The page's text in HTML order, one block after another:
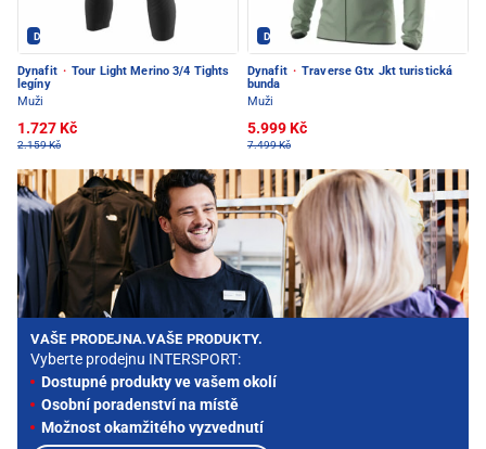
Dynafit - PEC POD SNĚŽKOU
Dynafit · Tour Light Merino 3/4 Tights
legíny
Muži
1.727 Kč
2.159 Kč
Dynafit - PEC POD SNĚŽKOU
Dynafit · Traverse Gtx Jkt turistická
bunda
Muži
5.999 Kč
7.499 Kč
VAŠE PRODEJNA.VAŠE PRODUKTY.
Vyberte prodejnu INTERSPORT:
Dostupné produkty ve vašem okolí
Osobní poradenství na místě
Možnost okamžitého vyzvednutí